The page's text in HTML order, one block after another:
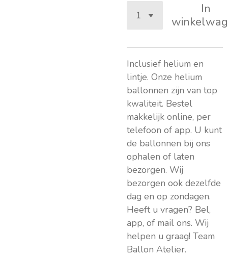
In
Inclusief helium en
lintje. Onze helium
ballonnen zijn van top
kwaliteit. Bestel
makkelijk online, per
telefoon of app. U kunt
de ballonnen bij ons
ophalen of laten
bezorgen. Wij
bezorgen ook dezelfde
dag en op zondagen.
Heeft u vragen? Bel,
app, of mail ons. Wij
helpen u graag! Team
Ballon Atelier.